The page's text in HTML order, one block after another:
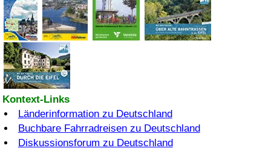
Kontext-Links
Länderinformation zu Deutschland
Buchbare Fahrradreisen zu Deutschland
Diskussionsforum zu Deutschland